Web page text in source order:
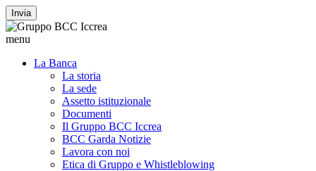
Invia
menu
La Banca
La storia
La sede
Assetto istituzionale
Documenti
Il Gruppo BCC Iccrea
BCC Garda Notizie
Lavora con noi
Etica di Gruppo e Whistleblowing